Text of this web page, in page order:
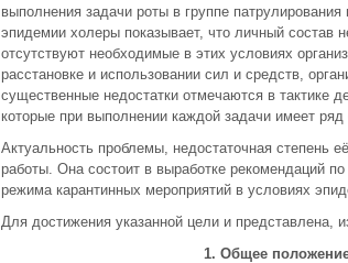
выполнения задачи роты в группе
эпидемии холеры показывает, что личный состав
отсутствуют необходимые в этих условиях
расстановке и использовании сил и средств,
существенные недостатки отмечаются в тактике
которые при выполнении каждой задачи имеет ряд
Актуальность проблемы, недостаточная степень
работы. Она состоит в выработке рекомендаций
режима карантинных мероприятий в условиях
Для достижения указанной цели и представлена,
1. Общее